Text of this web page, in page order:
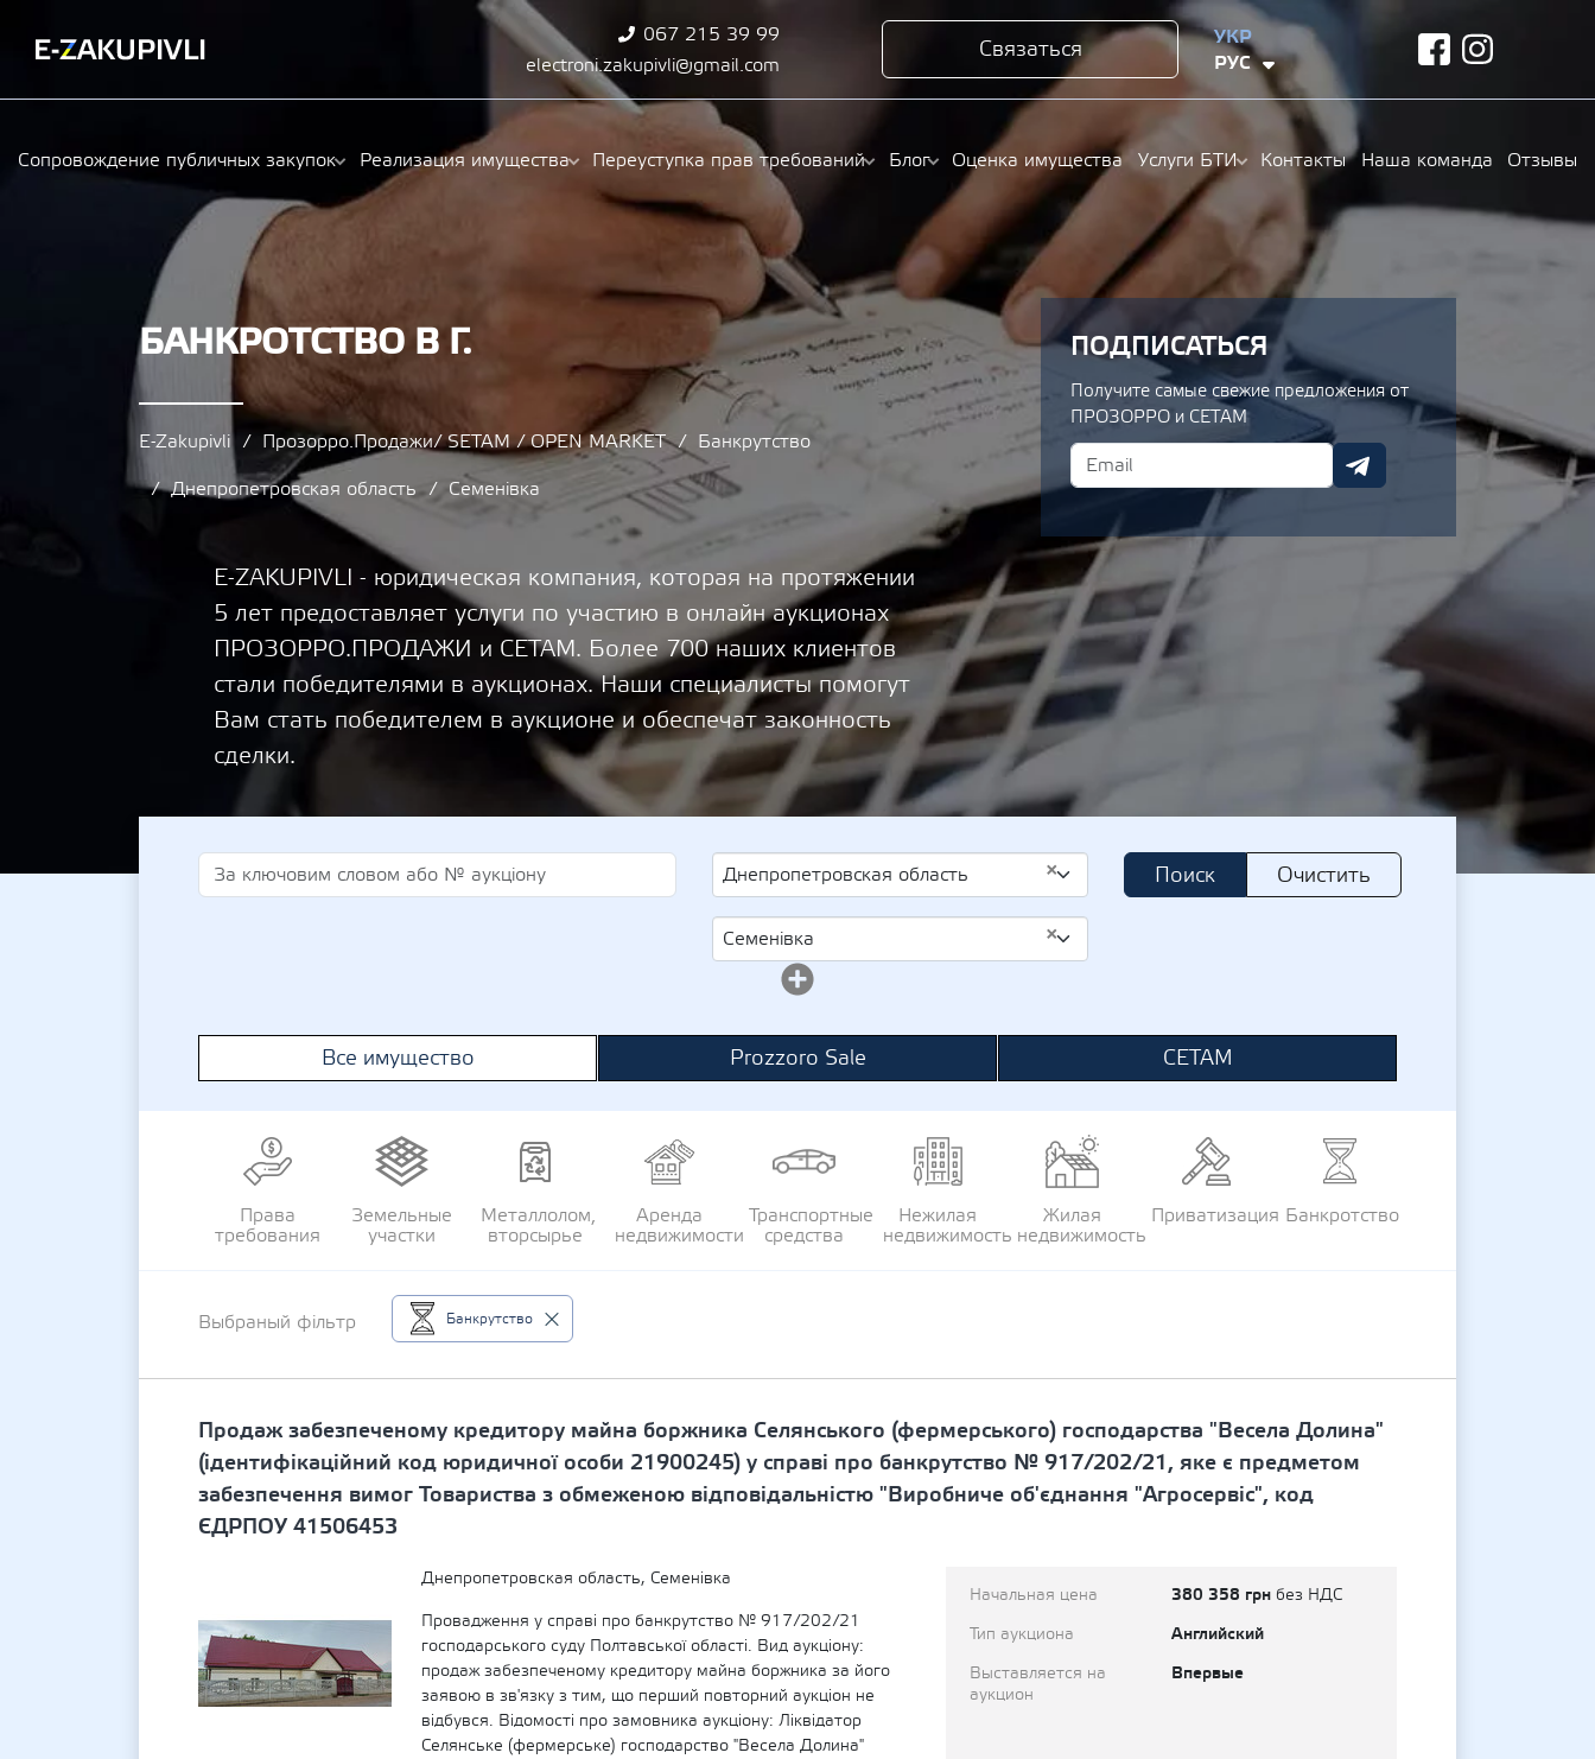
067 215 39 99
electroni.zakupivli@gmail.com
Связаться
УКР
РУС
facebook
Сопровождение публичных закупок Реализация имущества Переуступка прав требований Блог Оценка имущества Услуги БТИ Контакты Наша команда Отзывы
БАНКРОТСТВО В Г.
E-Zakupivli Прозорро.Продажи/ SETAM / OPEN MARKET
Банкрутство
Днепропетровская область
Семенівка
E-ZAKUPIVLI - юридическая компания, которая на протяжении
5 лет предоставляет услуги по участию в онлайн аукционах
ПРОЗОРРО.ПРОДАЖИ и СЕТАМ. Более 700 наших клиентов
стали победителями в аукционах. Наши специалисты помогут
Вам стать победителем в аукционе и обеспечат законность
сделки.
ПОДПИСАТЬСЯ
Получите самые свежие предложения от
ПРОЗОРРО и СЕТАМ
×
Днепропетровская область
×
Семенівка
Поиск Очистить
Все имущество Prozzoro Sale СЕТАМ
Права
требования
Земельные
участки
Металлолом,
вторсырье
Аренда
недвижимости
Транспортные
средства
Нежилая
недвижимость
Жилая
недвижимость
Приватизация Банкротство
Выбраный фільтр Банкрутство
Продаж забезпеченому кредитору майна боржника Селянського (фермерського) господарства "Весела Долина"
(ідентифікаційний код юридичної особи 21900245) у справі про банкрутство № 917/202/21, яке є предметом
забезпечення вимог Товариства з обмеженою відповідальністю "Виробниче об'єднання "Агросервіс", код
ЄДРПОУ 41506453
Днепропетровская область, Семенівка
Провадження у справі про банкрутство № 917/202/21
господарського суду Полтавської області. Вид аукціону:
продаж забезпеченому кредитору майна боржника за його
заявою в зв'язку з тим, що перший повторний аукціон не
відбувся. Відомості про замовника аукціону: Ліквідатор
Селянське (фермерське) господарство "Весела Долина"
Начальная цена 380 358 грн без НДС
Тип аукциона
Английский
Выставляется на
аукцион
Впервые